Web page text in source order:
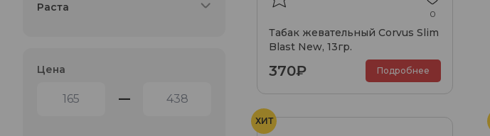
Раста
Цена
—
0
Табак жевательный Corvus Slim
Blast New, 13гр.
370₽ Подробнее
ХИТ